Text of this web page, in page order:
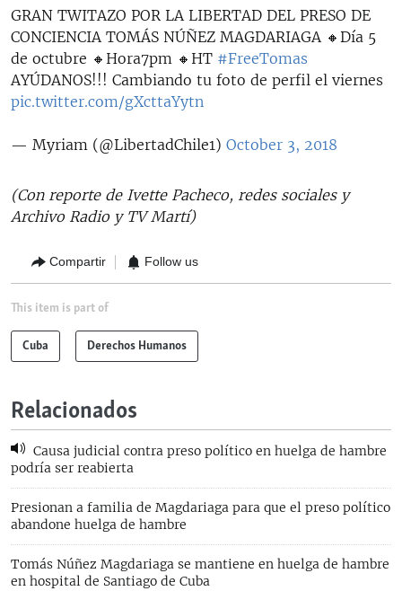
GRAN TWITAZO POR LA LIBERTAD DEL PRESO DE
CONCIENCIA TOMÁS NÚÑEZ MAGDARIAGA 🔸Día 5
de octubre 🔸Hora7pm 🔸HT #FreeTomas
AYÚDANOS!!! Cambiando tu foto de perfil el viernes
pic.twitter.com/gXcttaYytn
— Myriam (@LibertadChile1) October 3, 2018
(Con reporte de Ivette Pacheco, redes sociales y
Archivo Radio y TV Martí)
Compartir Follow us
This item is part of
Cuba Derechos Humanos
Relacionados
Causa judicial contra preso político en huelga de hambre
podría ser reabierta
Presionan a familia de Magdariaga para que el preso político
abandone huelga de hambre
Tomás Núñez Magdariaga se mantiene en huelga de hambre
en hospital de Santiago de Cuba